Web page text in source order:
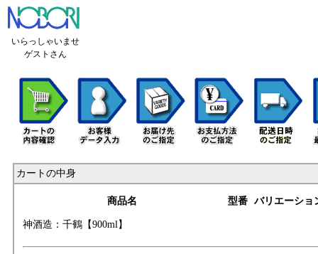
いらっしゃいませ
ゲストさん
カートの中身
商品名 型番 バリエーショ
神酒造：千鶴【900ml】